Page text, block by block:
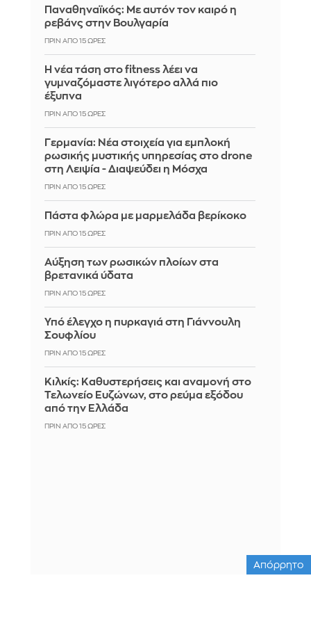
Παναθηναϊκός: Με αυτόν τον καιρό η
ρεβάνς στην Βουλγαρία
ΠΡΙΝ ΑΠΌ 15 ΏΡΕΣ
Η νέα τάση στο fitness λέει να
γυμναζόμαστε λιγότερο αλλά πιο
έξυπνα
ΠΡΙΝ ΑΠΌ 15 ΏΡΕΣ
Γερμανία: Νέα στοιχεία για εμπλοκή
ρωσικής μυστικής υπηρεσίας στο drone
στη Λειψία - Διαψεύδει η Μόσχα
ΠΡΙΝ ΑΠΌ 15 ΏΡΕΣ
Πάστα φλώρα με μαρμελάδα βερίκοκο
ΠΡΙΝ ΑΠΌ 15 ΏΡΕΣ
Αύξηση των ρωσικών πλοίων στα
βρετανικά ύδατα
ΠΡΙΝ ΑΠΌ 15 ΏΡΕΣ
Υπό έλεγχο η πυρκαγιά στη Γιάννουλη
Σουφλίου
ΠΡΙΝ ΑΠΌ 15 ΏΡΕΣ
Κιλκίς: Καθυστερήσεις και αναμονή στο
Τελωνείο Ευζώνων, στο ρεύμα εξόδου
από την Ελλάδα
ΠΡΙΝ ΑΠΌ 15 ΏΡΕΣ
Απόρρητο